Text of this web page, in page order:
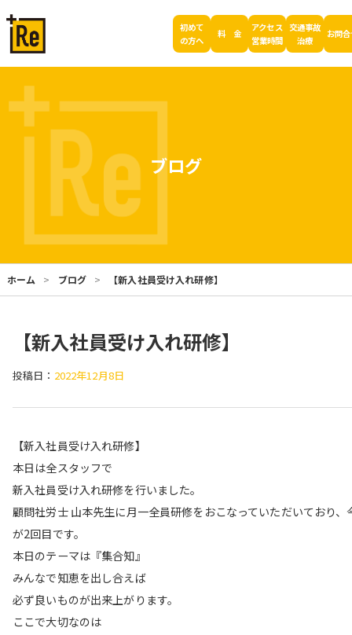
初めて
の方へ
料 金
アクセス
営業時間
交通事故
治療
お問
ブログ
ホーム ブログ 【新入社員受け入れ研修】
【新入社員受け入れ研修】
投稿日： 2022年12月8日
【新入社員受け入れ研修】
本日は全スタッフで
新入社員受け入れ研修を行いました。
顧問社労士 山本先生に月一全員研修をおこなっていただいており、
が2回目です。
本日のテーマは『集合知』
みんなで知恵を出し合えば
必ず良いものが出来上がります。
ここで大切なのは